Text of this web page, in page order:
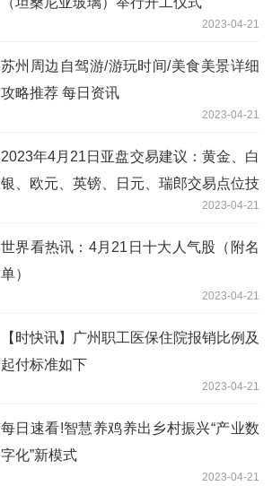
2023-04-21
苏州周边自驾游/游玩时间/美食美景详细
攻略推荐 每日资讯
2023-04-21
2023年4月21日亚盘交易建议：黄金、白
银、欧元、英镑、日元、瑞郎交易点位技
2023-04-21
世界看热讯：4月21日十大人气股（附名
单）
2023-04-21
【时快讯】广州职工医保住院报销比例及
起付标准如下
2023-04-21
每日速看!智慧养鸡养出乡村振兴“产业数
字化”新模式
2023-04-21